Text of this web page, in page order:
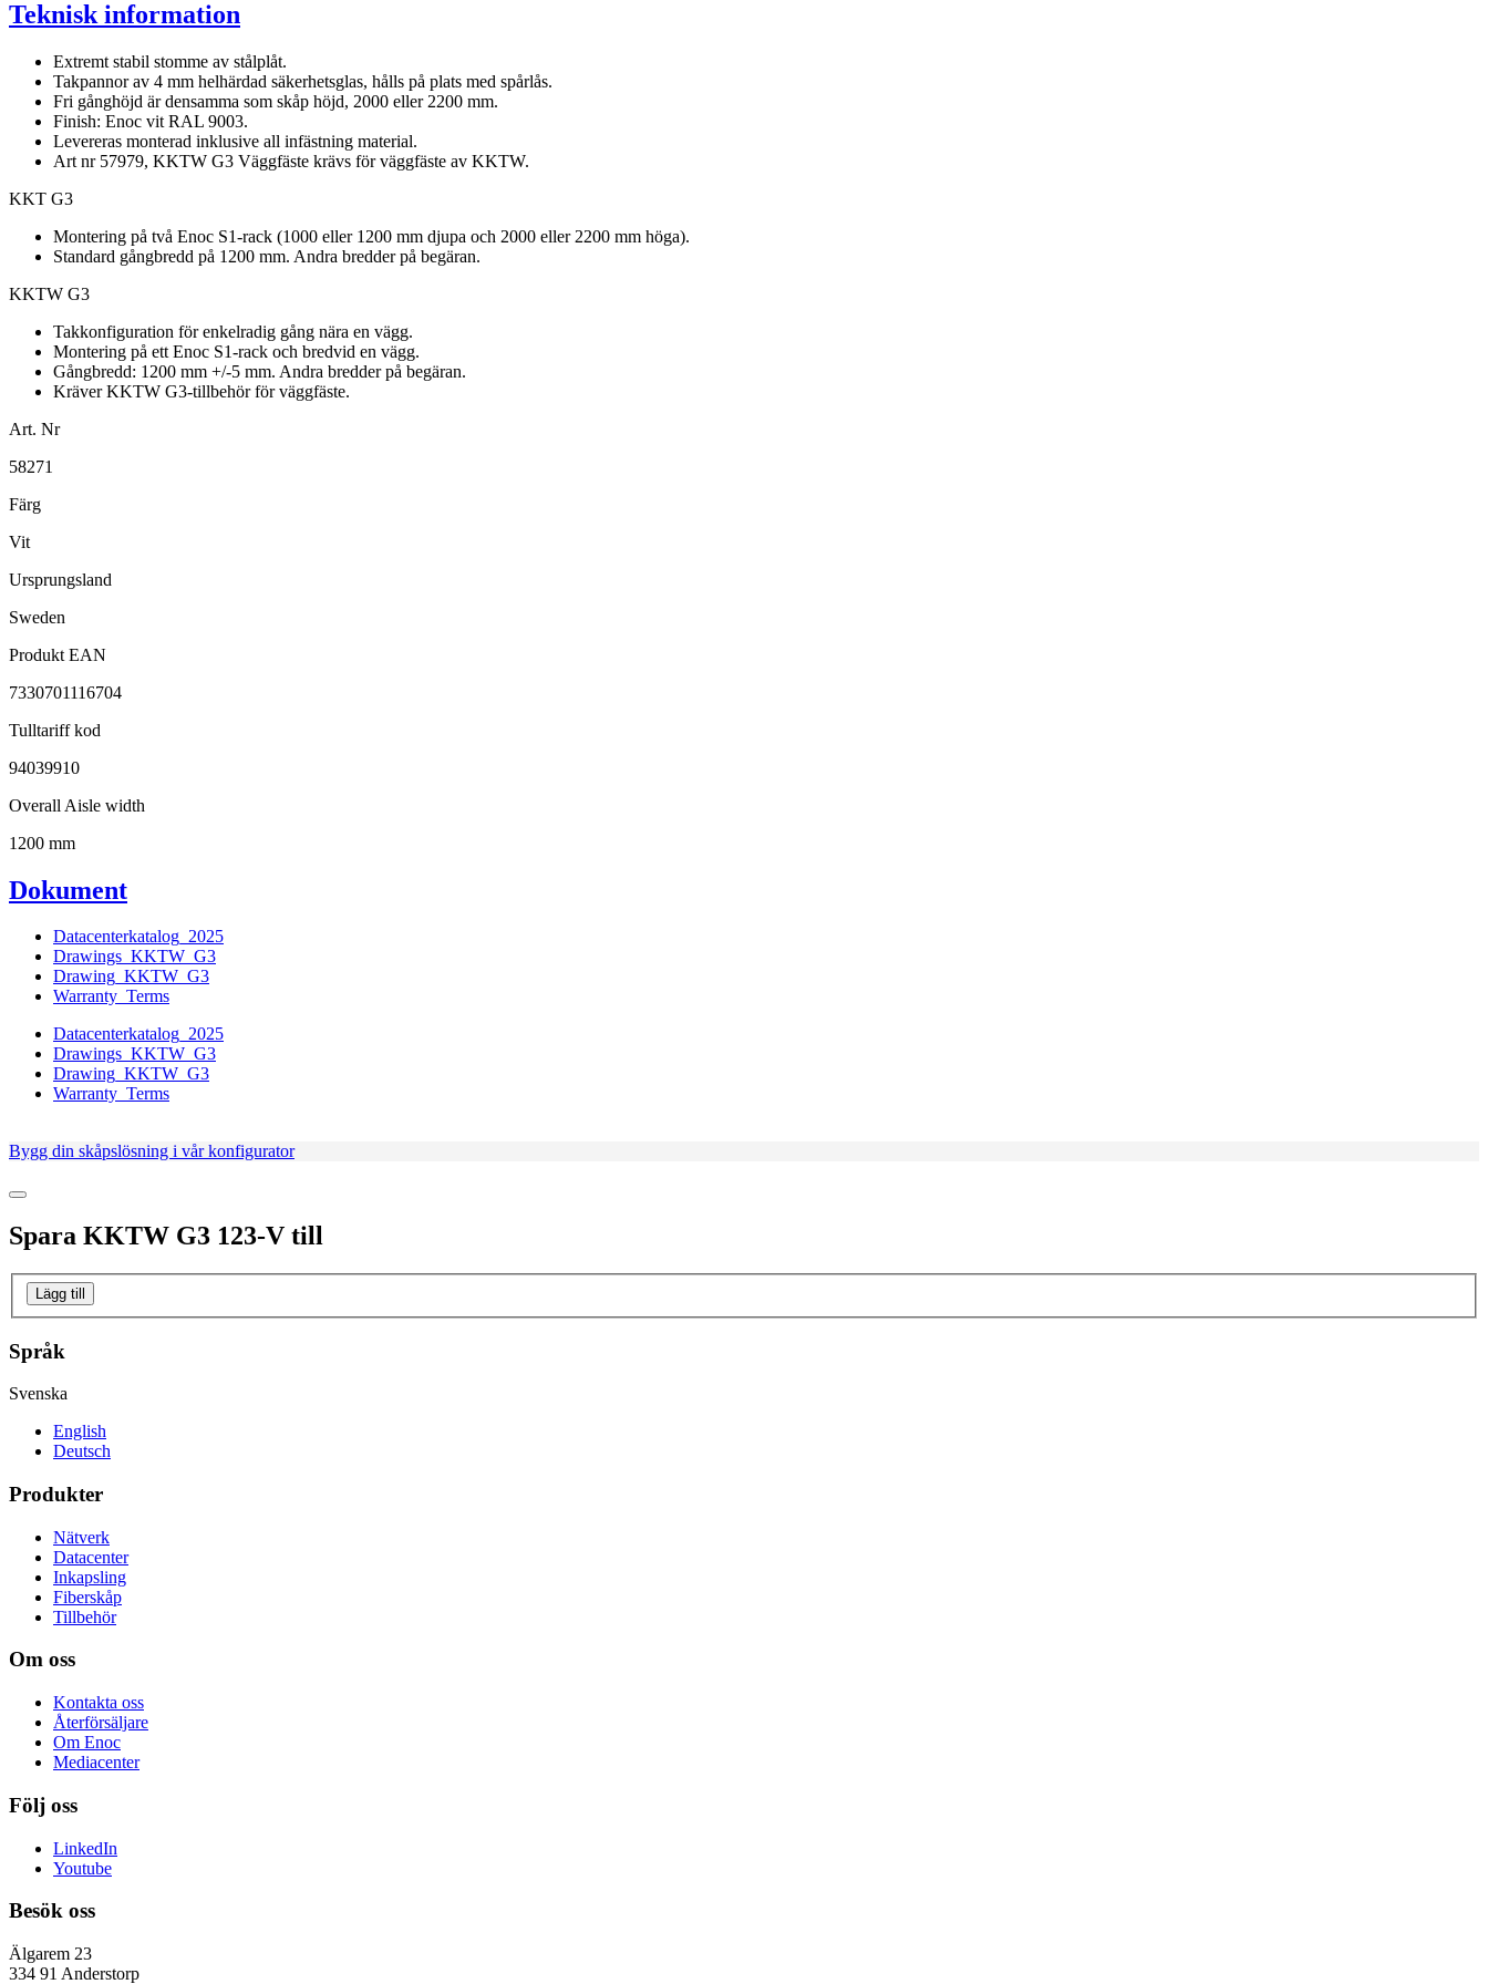
Teknisk information
Extremt stabil stomme av stålplåt.
Takpannor av 4 mm helhärdad säkerhetsglas, hålls på plats med spårlås.
Fri gånghöjd är densamma som skåp höjd, 2000 eller 2200 mm.
Finish: Enoc vit RAL 9003.
Levereras monterad inklusive all infästning material.
Art nr 57979, KKTW G3 Väggfäste krävs för väggfäste av KKTW.
KKT G3
Montering på två Enoc S1-rack (1000 eller 1200 mm djupa och 2000 eller 2200 mm höga).
Standard gångbredd på 1200 mm. Andra bredder på begäran.
KKTW G3
Takkonfiguration för enkelradig gång nära en vägg.
Montering på ett Enoc S1-rack och bredvid en vägg.
Gångbredd: 1200 mm +/-5 mm. Andra bredder på begäran.
Kräver KKTW G3-tillbehör för väggfäste.
Art. Nr
58271
Färg
Vit
Ursprungsland
Sweden
Produkt EAN
7330701116704
Tulltariff kod
94039910
Overall Aisle width
1200 mm
Dokument
Datacenterkatalog_2025
Drawings_KKTW_G3
Drawing_KKTW_G3
Warranty_Terms
Datacenterkatalog_2025
Drawings_KKTW_G3
Drawing_KKTW_G3
Warranty_Terms
Bygg din skåpslösning i vår konfigurator
Spara KKTW G3 123-V till
Lägg till
Språk
Svenska
English
Deutsch
Produkter
Nätverk
Datacenter
Inkapsling
Fiberskåp
Tillbehör
Om oss
Kontakta oss
Återförsäljare
Om Enoc
Mediacenter
Följ oss
LinkedIn
Youtube
Besök oss
Älgarem 23
334 91 Anderstorp